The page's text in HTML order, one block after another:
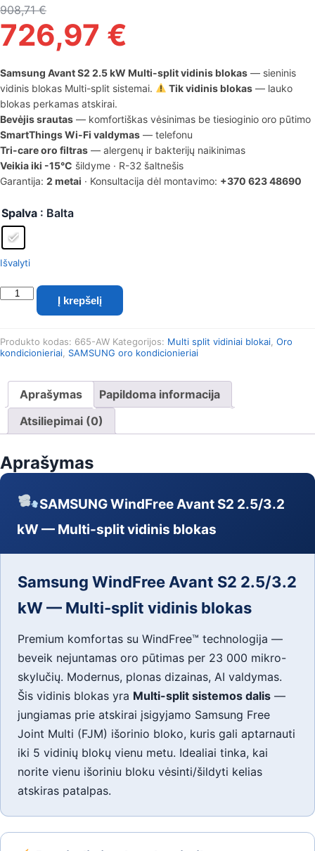
908,71€
726,97 €
Samsung Avant S2 2.5 kW Multi-split vidinis blokas — sieninis
vidinis blokas Multi-split sistemai.
Tik vidinis blokas— lauko
blokas perkamas atskirai.
Bevėjis srautas — komfortiškas vėsinimas be tiesioginio oro pūtimo
SmartThings Wi-Fi valdymas — telefonu
Tri-care oro filtras — alergenų ir bakterijų naikinimas
Veikia iki -15°C šildyme · R-32 šaltnešis
Garantija: 2 metai · Konsultacija dėl montavimo: +370 623 48690
Spalva : Balta
Išvalyti
produkto
SAMSUNG
oro
kondicionieriaus
Avant
S2
2.5/3.2
kW
split
vidinis
Į krepšelį
Produkto kodas: 665-AW Kategorijos: Multi split vidiniai blokai Oro
kondicionieriai SAMSUNG oro kondicionieriai
Aprašymas
Papildoma informacija
Atsiliepimai (0)
Aprašymas
SAMSUNG WindFree Avant S2 2.5/3.2
kW — Multi-split vidinis blokas
Samsung WindFree Avant S2 2.5/3.2
kW — Multi-split vidinis blokas
Premium komfortas su WindFree™ technologija —
beveik nejuntamas oro pūtimas per 23 000 mikro-
skylučių. Modernus, plonas dizainas, AI valdymas.
Šis vidinis blokas yra Multi-split sistemos dalis —
jungiamas prie atskirai įsigyjamo Samsung Free
Joint Multi (FJM) išorinio bloko, kuris gali aptarnauti
iki 5 vidinių blokų vienu metu. Idealiai tinka, kai
norite vienu išoriniu bloku vėsinti/šildyti kelias
atskiras patalpas.